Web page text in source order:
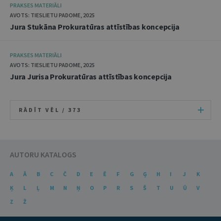
PRAKSES MATERIĀLI
AVOTS: TIESLIETU PADOME, 2025
Jura Stukāna Prokuratūras attīstības koncepcija
PRAKSES MATERIĀLI
AVOTS: TIESLIETU PADOME, 2025
Jura Jurisa Prokuratūras attīstības koncepcija
RĀDĪT VĒL / 373
AUTORU KATALOGS
A Ā B C Č D E Ē F G Ģ H I J
K
Ķ
L Ļ M N Ņ O P R S Š T U Ū
V
Z
Ž